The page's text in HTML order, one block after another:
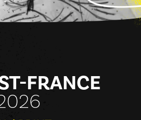
FRANCE